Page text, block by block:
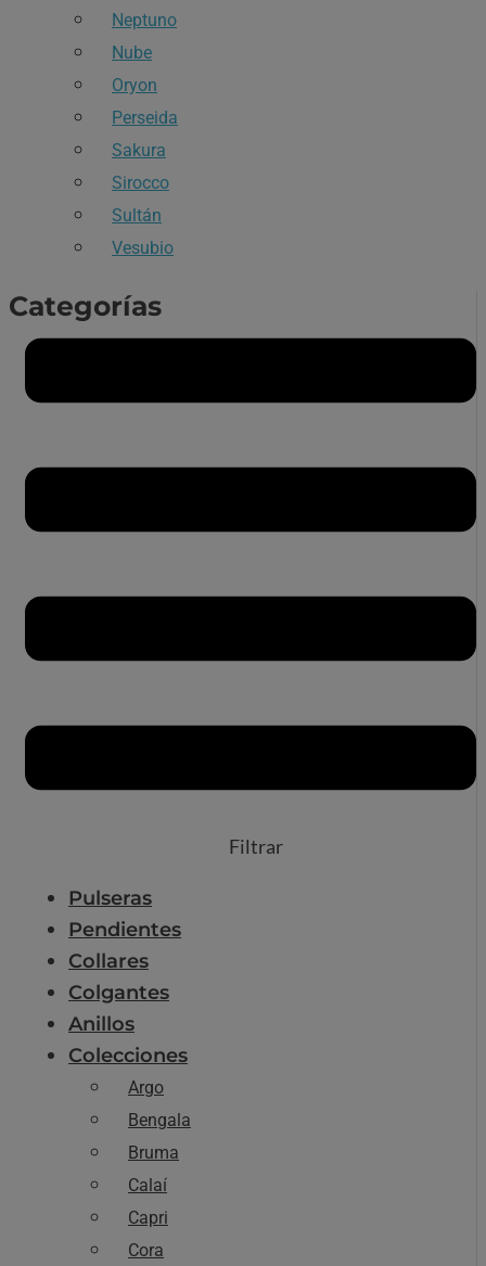
Neptuno
Nube
Oryon
Perseida
Sakura
Sirocco
Sultán
Vesubio
Categorías
Filtrar
Pulseras
Pendientes
Collares
Colgantes
Anillos
Colecciones
Argo
Bengala
Bruma
Calaí
Capri
Cora